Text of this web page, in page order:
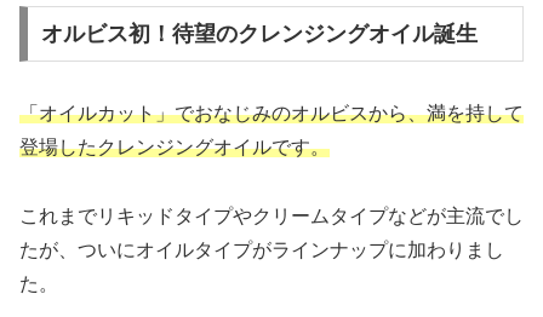
オルビス初！待望のクレンジングオイル誕生
「オイルカット」でおなじみのオルビスから、満を持して
登場したクレンジングオイルです。
これまでリキッドタイプやクリームタイプなどが主流でし
たが、ついにオイルタイプがラインナップに加わりまし
た。